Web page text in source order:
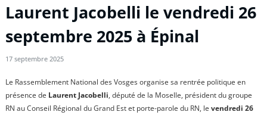
Laurent Jacobelli le vendredi 26
septembre 2025 à Épinal
17 septembre 2025
Le Rassemblement National des Vosges organise sa rentrée politique en
présence de Laurent Jacobelli, député de la Moselle, président du groupe
RN au Conseil Régional du Grand Est et porte-parole du RN, le vendredi 26